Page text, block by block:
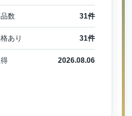
数 31件
あり 31件
2026.08.06